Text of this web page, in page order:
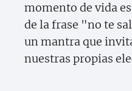
momento de vida
de la frase "no te
un mantra que
nuestras propias